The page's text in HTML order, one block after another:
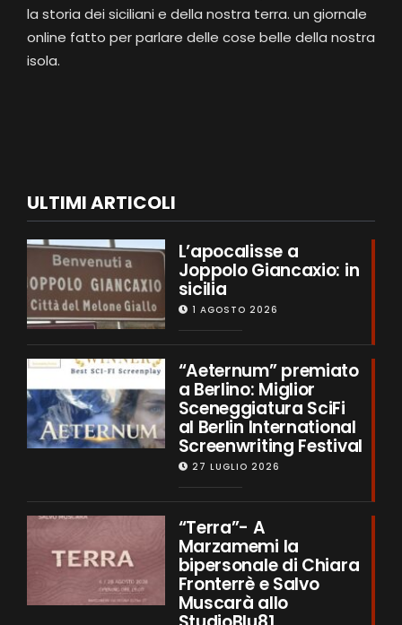
la storia dei siciliani e della nostra terra. un giornale
online fatto per parlare delle cose belle della nostra
isola.
ULTIMI ARTICOLI
L’apocalisse a
Joppolo Giancaxio: in
sicilia
1 AGOSTO 2026
“Aeternum” premiato
a Berlino: Miglior
Sceneggiatura SciFi
al Berlin International
Screenwriting Festival
27 LUGLIO 2026
“Terra”- A
Marzamemi la
bipersonale di Chiara
Fronterrè e Salvo
Muscarà allo